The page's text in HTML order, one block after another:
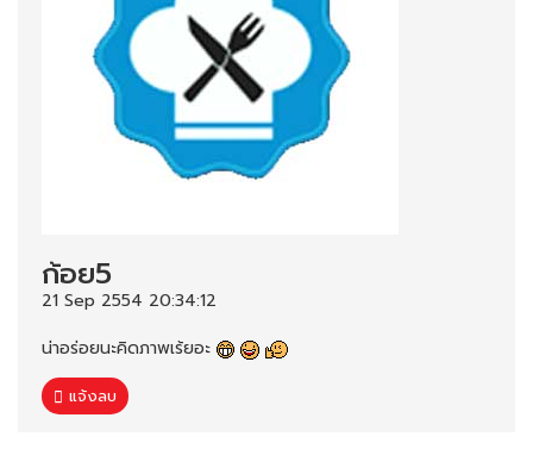
ก้อย5
21 Sep 2554 20:34:12
น่าอร่อยนะคิดภาพเร้ยอะ
แจ้งลบ